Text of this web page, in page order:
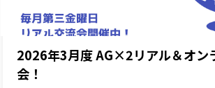
2026年3月度 AG×2リアル＆オン
会！